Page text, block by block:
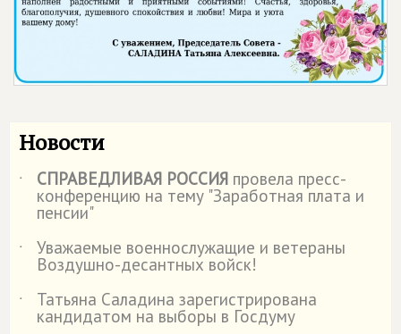
Новости
˙ СПРАВЕДЛИВАЯ РОССИЯ провела пресс-
конференцию на тему "Заработная плата и
пенсии"
˙
Уважаемые военнослужащие и ветераны
Воздушно-десантных войск!
˙
Татьяна Саладина зарегистрирована
кандидатом на выборы в Госдуму